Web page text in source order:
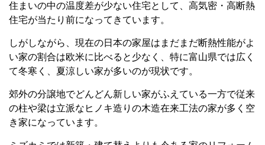
住まいの中の温度差が少ない住宅として、高気密・高断熱
住宅が当たり前になってきています。
しがしながら、現在の日本の家屋はまだまだ断熱性能がよ
い家の割合は欧米に比べると少なく、特に富山県では広く
て冬寒く、夏涼しい家が多いのが現状です。
郊外の分譲地でどんどん新しい家がふえている一方で従来
の柱や梁は立派なヒノキ造りの木造在来工法の家が多く空
き家になっています。